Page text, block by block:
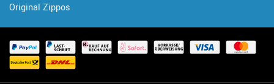
Original Zippos